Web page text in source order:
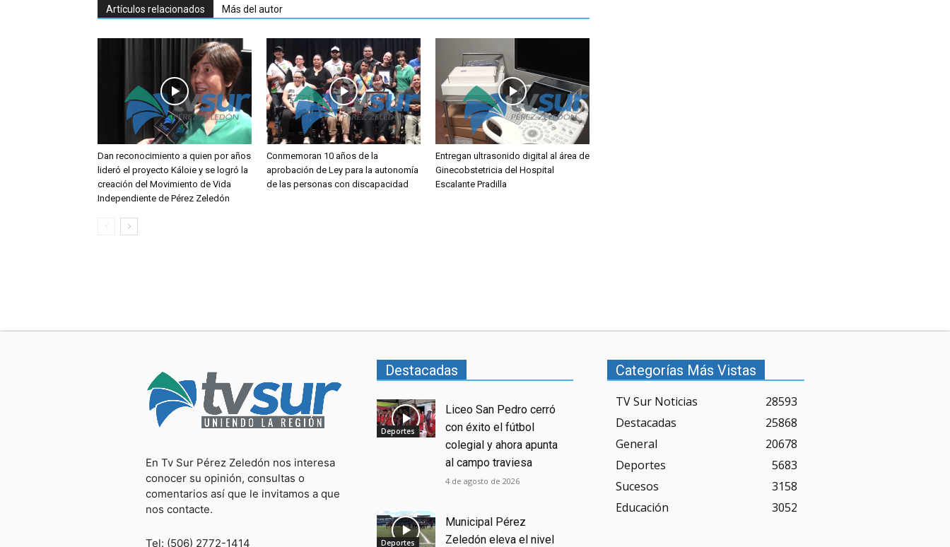
Artículos relacionados Más del autor
Dan reconocimiento a quien por años
lideró el proyecto Káloie y se logró la
creación del Movimiento de Vida
Independiente de Pérez Zeledón
Conmemoran 10 años de la
aprobación de Ley para la autonomía
de las personas con discapacidad
Entregan ultrasonido digital al área de
Ginecobstetricia del Hospital
Escalante Pradilla
En Tv Sur Pérez Zeledón nos interesa
conocer su opinión, consultas o
comentarios así que le invitamos a que
nos contacte.
Tel: (506) 2772-1414
Destacadas
Deportes
Liceo San Pedro cerró
con éxito el fútbol
colegial y ahora apunta
al campo traviesa
4 de agosto de 2026
Deportes
Municipal Pérez
Zeledón eleva el nivel
Categorías Más Vistas
TV Sur Noticias
28593
Destacadas
25868
General
20678
Deportes
5683
Sucesos
3158
Educación
3052